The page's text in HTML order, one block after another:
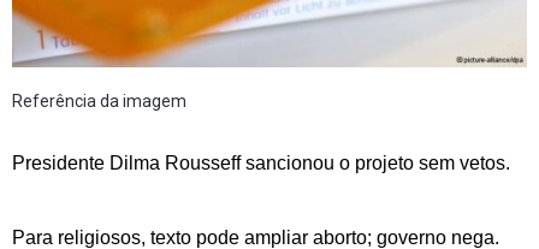
Referência da imagem
Presidente Dilma Rousseff sancionou o projeto sem vetos.
Para religiosos, texto pode ampliar aborto; governo nega.